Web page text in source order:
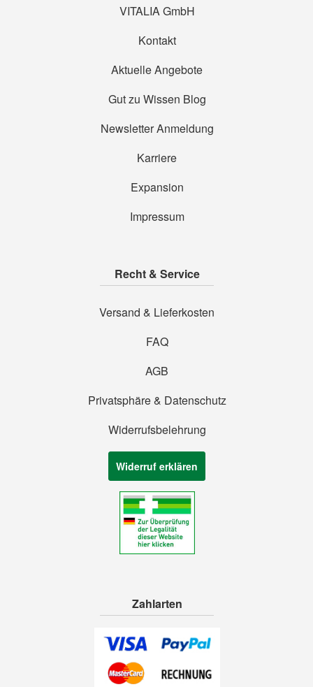
VITALIA GmbH
Kontakt
Aktuelle Angebote
Gut zu Wissen Blog
Newsletter Anmeldung
Karriere
Expansion
Impressum
Recht & Service
Versand & Lieferkosten
FAQ
AGB
Privatsphäre & Datenschutz
Widerrufsbelehrung
Widerruf erklären
Zahlarten